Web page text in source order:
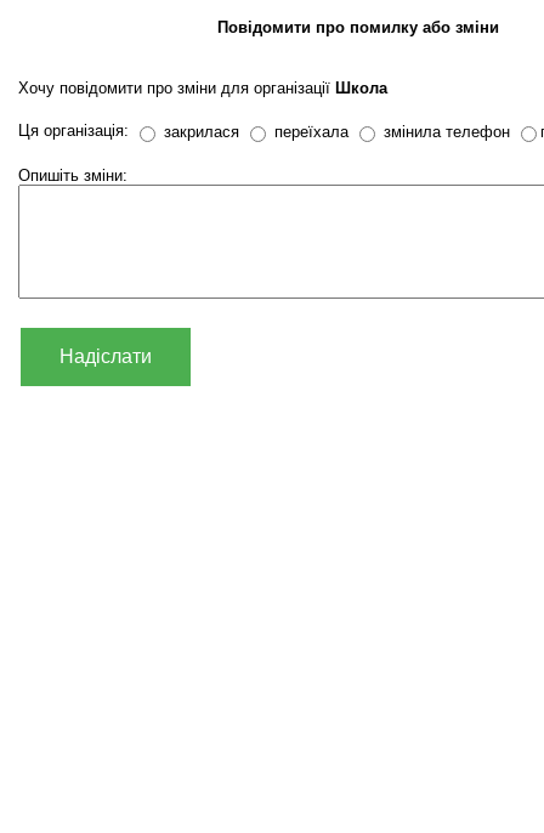
Повідомити про помилку або зміни
Хочу повідомити про зміни для організації Школа
Ця організація: закрилася переїхала змінила телефон
Опишіть зміни:
Надіслати